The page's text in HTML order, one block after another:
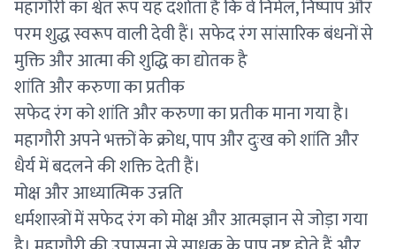
महागौरी का श्वेत रूप यह दर्शाता है कि वे निर्मल, निष्पाप और
परम शुद्ध स्वरूप वाली देवी हैं। सफेद रंग सांसारिक बंधनों से
मुक्ति और आत्मा की शुद्धि का द्योतक है
शांति और करुणा का प्रतीक
सफेद रंग को शांति और करुणा का प्रतीक माना गया है।
महागौरी अपने भक्तों के क्रोध, पाप और दुःख को शांति और
धैर्य में बदलने की शक्ति देती हैं।
मोक्ष और आध्यात्मिक उन्नति
धर्मशास्त्रों में सफेद रंग को मोक्ष और आत्मज्ञान से जोड़ा गया